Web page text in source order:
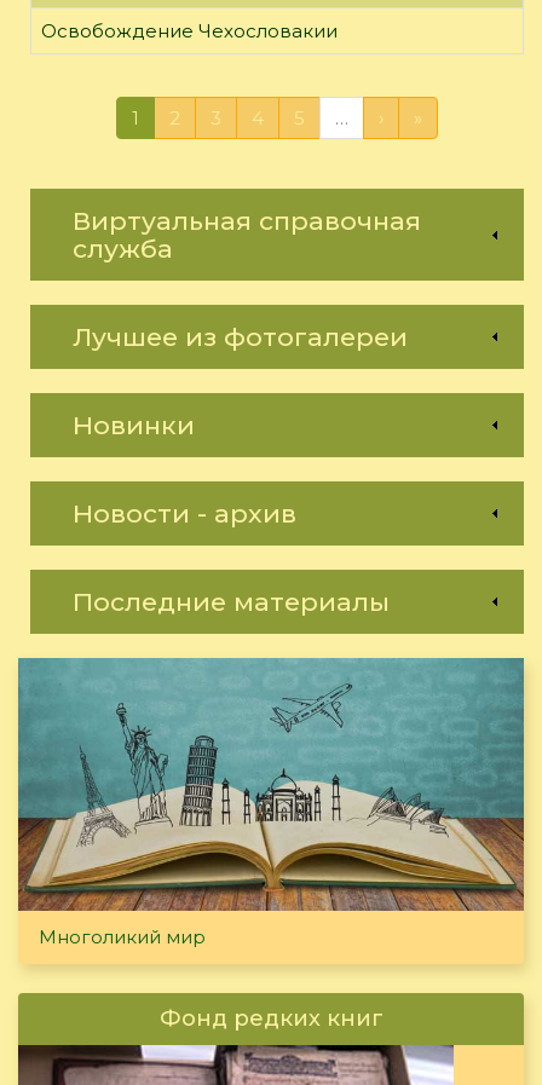
Освобождение Чехословакии
1 2 3 4 5 … › »
Виртуальная справочная
служба
Лучшее из фотогалереи
Новинки
Новости - архив
Последние материалы
Многоликий мир
Фонд редких книг